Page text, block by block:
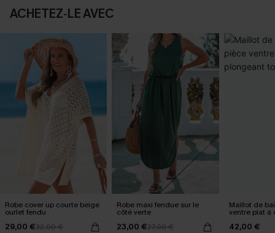
ACHETEZ‑LE AVEC
Robe cover up courte beige
ourlet fendu
29,00 €32,00 €
Robe maxi fendue sur le
côté verte
23,00 €27,00 €
Maillot de
ventre plat à
tour de cou
42,00 €